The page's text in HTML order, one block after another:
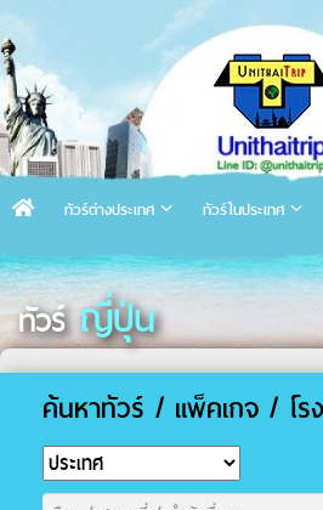
ทัวร์ต่างประเทศ ทัวร์ในประเทศ
ทัวร์ ญี่ปุ่น
ค้นหาทัวร์ / แพ็คเกจ / โร